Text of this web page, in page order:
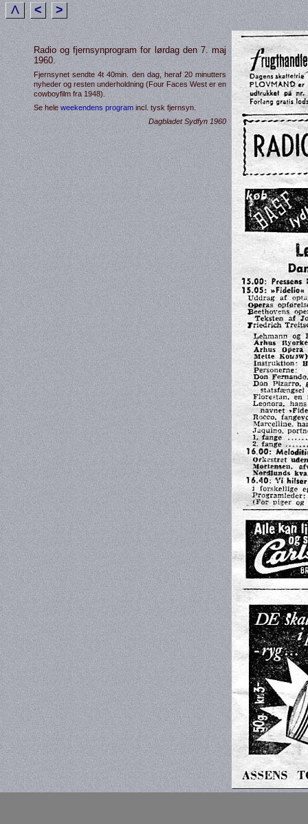
Λ < >
Radio og fjernsynprogram for lørdag den 7. maj
1960.
Fjernsynet sendte 4t 40min. den dag, heraf 20 minutters
nyheder og resten underholdning (Four Faces West er en
cowboyfilm fra 1948).
Se hele weekendens program incl. tysk fjernsyn.
Dagbladet Sydfyn 1960